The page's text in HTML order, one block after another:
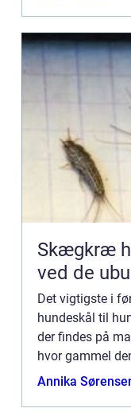
Skægkræ holbæk
ved de
Det vigtigste i
hundeskål til
der findes på
hvor gammel
den er; om den
Annika